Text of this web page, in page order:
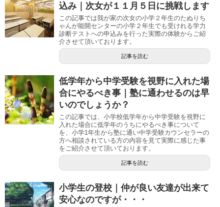
込み｜次女が１１月５日に挑戦します
この記事では我が家の次女の小学２年生のたぬりち
ゃんが能開センターの小学２年生でも受けれる学力
診断テストへの申込みを行った実際の体験からご紹
介させて頂いております。
記事を読む
低学年から中学受験を視野に入れた場
合にやるべき事｜塾に通わせるのは早
いのでしょうか？
この記事では、小学校低学年から中学受験を視野に
入れた場合に低学年のうちにやるべき事について
を、小学1年生から塾に通い中学受験カウンセラーの
方へ相談されている方の内容を見て実際に感じた事
をご紹介させて頂いております。
記事を読む
小学生の登校｜仲が良い友達が出来て
安心なのですが・・・